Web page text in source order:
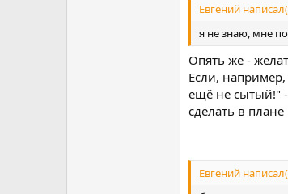
Евгений
я не знаю, мне
Опять же -
Если,
ещё не сытый!" -
сделать в
Евгений